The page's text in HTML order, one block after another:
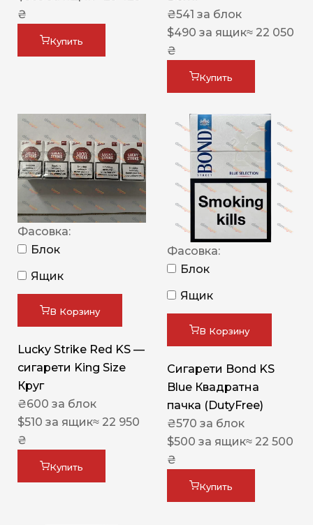
₴
Купить
₴541 за блок
$490 за ящик≈ 22 050
₴
Купить
Фасовка:
Блок
Ящик
В Корзину
Lucky Strike Red KS —
сигарети King Size
Круг
₴600 за блок
$510 за ящик≈ 22 950
₴
Купить
Фасовка:
Блок
Ящик
В Корзину
Сигарети Bond KS
Blue Квадратна
пачка (DutyFree)
₴570 за блок
$500 за ящик≈ 22 500
₴
Купить